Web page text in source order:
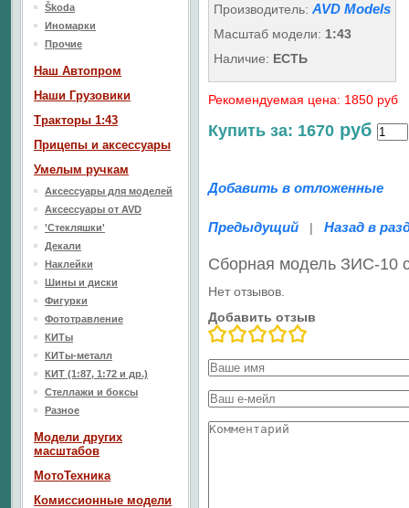
Производитель: AVD Models
Масштаб модели: 1:43
Наличие: ЕСТЬ
Рекомендуемая цена: 1850 руб
Купить за: 1670 руб
Добавить в отложенные
Предыдущий | Назад в
Сборная модель ЗИС-10
Нет отзывов.
Добавить отзыв
Škoda
Иномарки
Прочие
Наш Aвтопром
Наши Грузовики
Тракторы 1:43
Прицепы и аксессуары
Умелым ручкам
Аксессуары для моделей
Аксессуары от AVD
'Стекляшки'
Декали
Наклейки
Шины и диски
Фигурки
Фототравление
КИТы
КИТы-металл
КИТ (1:87, 1:72 и др.)
Стеллажи и боксы
Разное
Модели других
масштабов
МотоТехника
Комиссионные модели